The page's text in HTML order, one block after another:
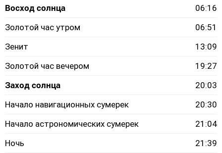
Восход солнца
06:16
Золотой час утром
06:51
Зенит
13:09
Золотой час вечером
19:27
Заход солнца
20:03
Начало навигационных сумерек
20:30
Начало астрономических сумерек
21:04
Ночь
21:39